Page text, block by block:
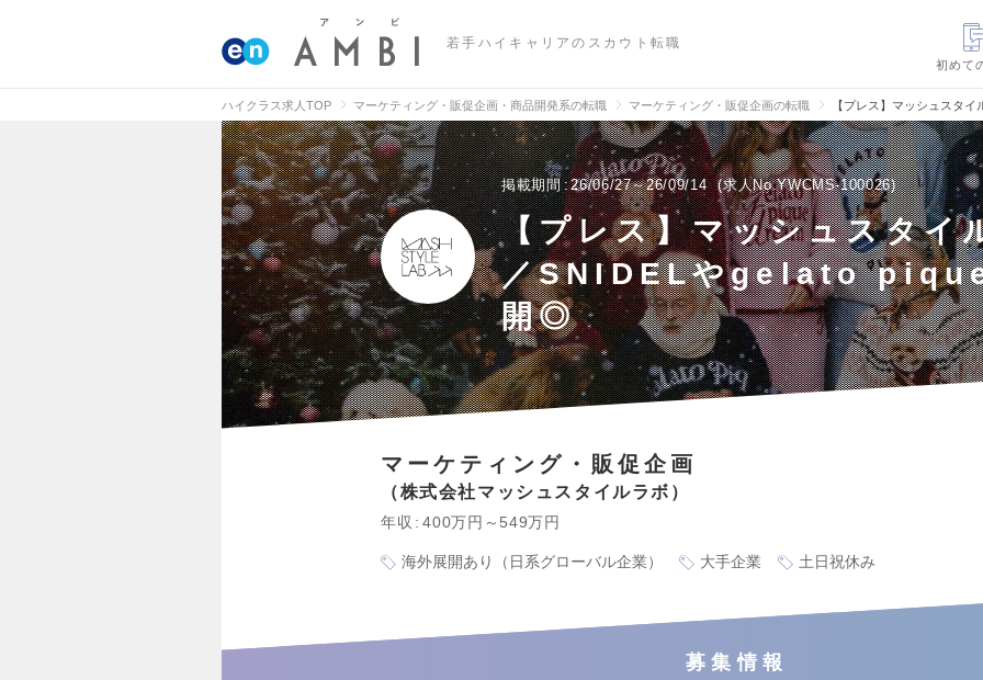
若手ハイキャリアのスカウト転職
初めて
ハイクラス求人TOP マーケティング・販促企画・商品開発系の転職 マーケティング・販促企画の転職 【プレス】マッシュスタ
掲載期間 26/06/27～26/09/14 求人No.YWCMS-100026
【プレス】マッシュスタイ
／SNIDELやgelato
開◎
マーケティング・販促企画
株式会社マッシュスタイルラボ
年収 400万円～549万円
海外展開あり（日系グローバル企業） 大手企業 土日祝休み
募集情報